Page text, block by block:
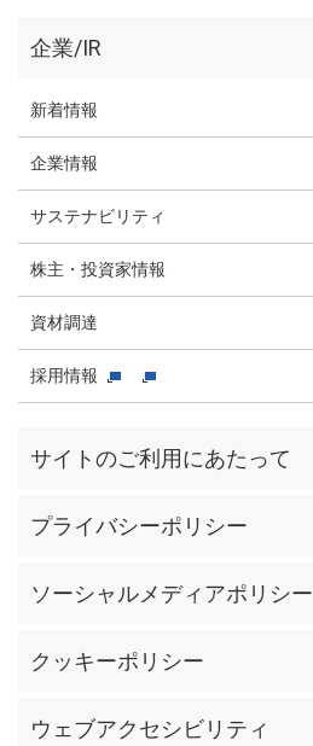
企業/IR
新着情報
企業情報
サステナビリティ
株主・投資家情報
資材調達
採用情報
サイトのご利用にあたって
プライバシーポリシー
ソーシャルメディアポリシー
クッキーポリシー
ウェブアクセシビリティ